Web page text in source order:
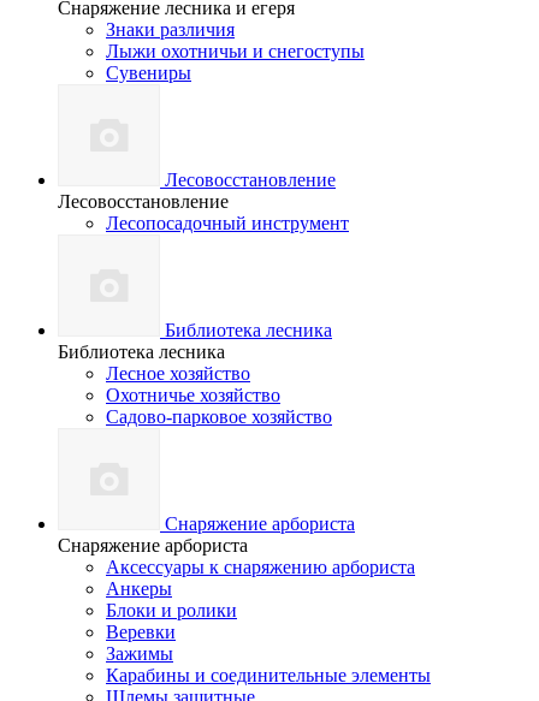
Снаряжение лесника и егеря
Знаки различия
Лыжи охотничьи и снегоступы
Сувениры
Лесовосстановление
Лесовосстановление
Лесопосадочный инструмент
Библиотека лесника
Библиотека лесника
Лесное хозяйство
Охотничье хозяйство
Садово-парковое хозяйство
Снаряжение арбориста
Снаряжение арбориста
Аксессуары к снаряжению арбориста
Анкеры
Блоки и ролики
Веревки
Зажимы
Карабины и соединительные элементы
Шлемы защитные